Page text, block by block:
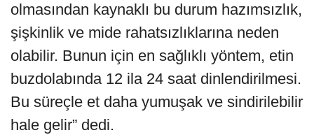
olmasından kaynaklı bu durum hazımsızlık,
şişkinlik ve mide rahatsızlıklarına neden
olabilir. Bunun için en sağlıklı yöntem, etin
buzdolabında 12 ila 24 saat dinlendirilmesi.
Bu süreçle et daha yumuşak ve sindirilebilir
hale gelir” dedi.